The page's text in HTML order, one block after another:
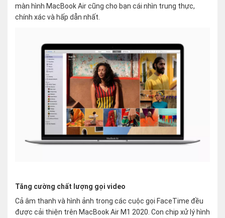
màn hình MacBook Air cũng cho bạn cái nhìn trung thực,
chính xác và hấp dẫn nhất.
Tăng cường chất lượng gọi video
Cả âm thanh và hình ảnh trong các cuộc gọi FaceTime đều
được cải thiện trên MacBook Air M1 2020. Con chip xử lý hình